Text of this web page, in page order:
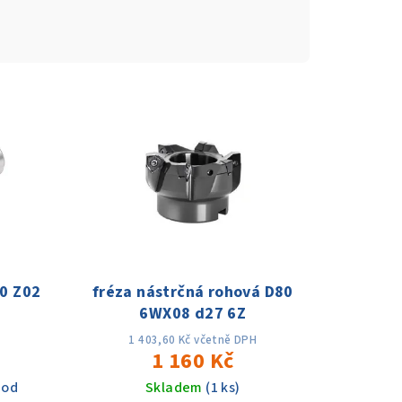
Z02
fréza nástrčná rohová D80
6WX08 d27 6Z
1 403,60 Kč včetně DPH
1 160 Kč
Skladem (1 ks)